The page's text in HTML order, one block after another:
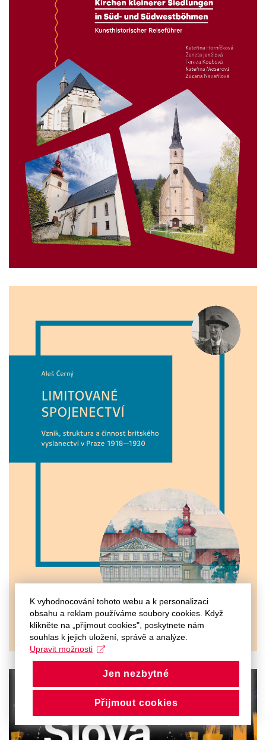
K vyhodnocování tohoto webu a k personalizaci
obsahu a reklam používáme soubory cookies. Když
klikněte na „přijmout cookies", poskytnete nám
souhlas k jejich uložení, správě a analýze.
Upravit možnosti
Jen nezbytné
Přijmout cookies